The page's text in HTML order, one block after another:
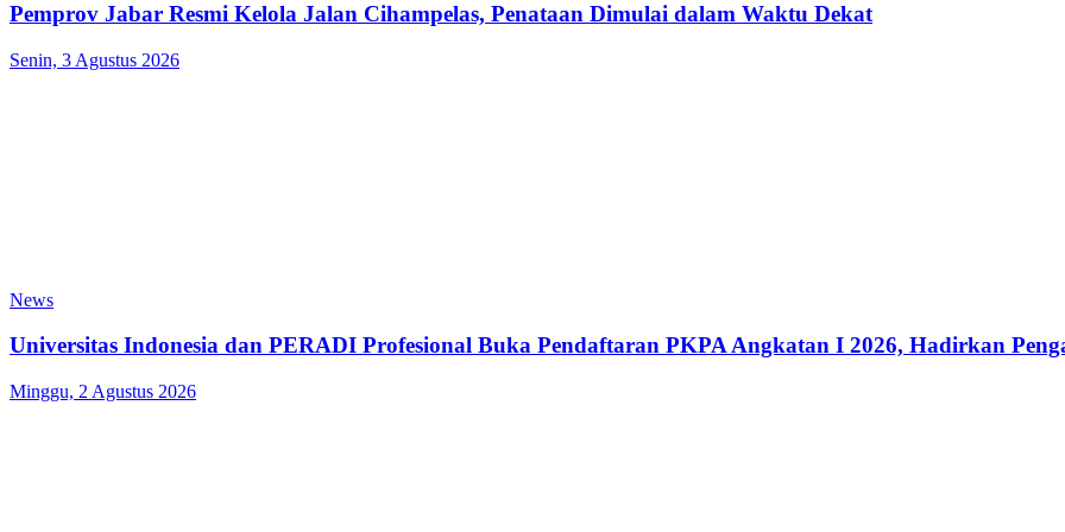
Pemprov Jabar Resmi Kelola Jalan Cihampelas, Penataan Dimulai dalam Waktu Dekat
Senin, 3 Agustus 2026
News
Universitas Indonesia dan PERADI Profesional Buka Pendaftaran PKPA Angkatan I 2026, Hadirkan
Minggu, 2 Agustus 2026